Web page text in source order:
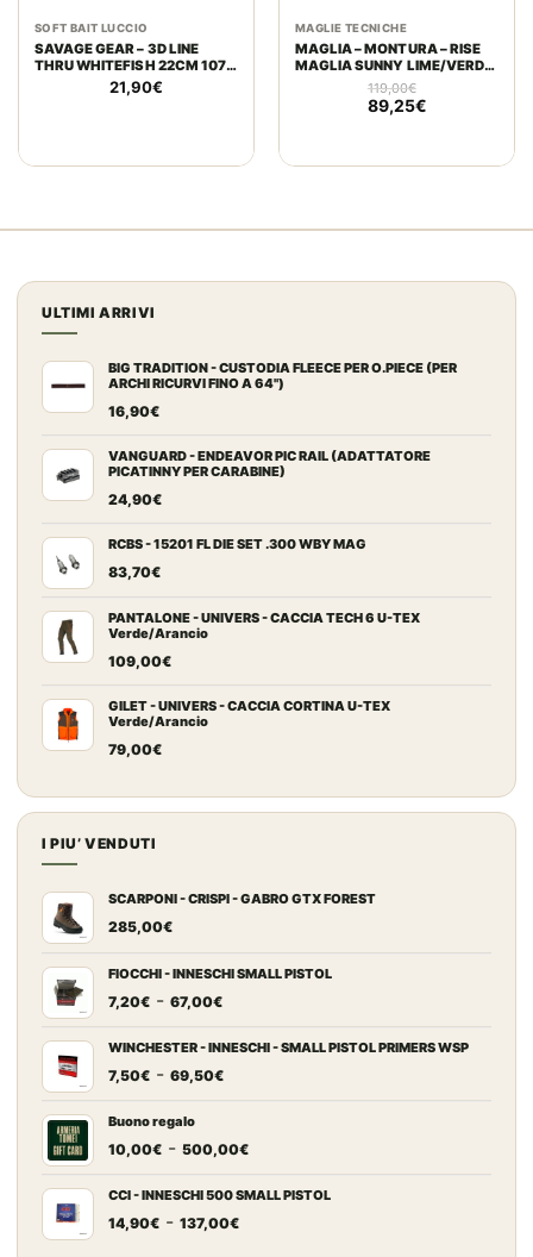
SOFT BAIT LUCCIO
SAVAGE GEAR – 3D LINE
THRU WHITEFISH 22CM 107G
| MODERATE SINKING | MS
21,90€
MAGLIE TECNICHE
MAGLIA – MONTURA – RISE
MAGLIA SUNNY LIME/VERDE
119,00€
89,25€
ULTIMI ARRIVI
BIG TRADITION - CUSTODIA FLEECE PER O.PIECE (PER
ARCHI RICURVI FINO A 64")
16,90€
VANGUARD - ENDEAVOR PIC RAIL (ADATTATORE
PICATINNY PER CARABINE)
24,90€
RCBS - 15201 FL DIE SET .300 WBY MAG
83,70€
PANTALONE - UNIVERS - CACCIA TECH 6 U-TEX
Verde/Arancio
109,00€
GILET - UNIVERS - CACCIA CORTINA U-TEX
Verde/Arancio
79,00€
I PIU’ VENDUTI
SCARPONI - CRISPI - GABRO GTX FOREST
285,00€
FIOCCHI - INNESCHI SMALL PISTOL
7,20€ - 67,00€Fascia
prezzo:
da
67,00€
WINCHESTER - INNESCHI - SMALL PISTOL PRIMERS WSP
7,50€ - 69,50€Fascia
da
a
69,50€
Buono regalo
10,00€ - 500,00€Fascia
prezzo:
CCI - INNESCHI 500 SMALL PISTOL
14,90€ - 137,00€Fascia